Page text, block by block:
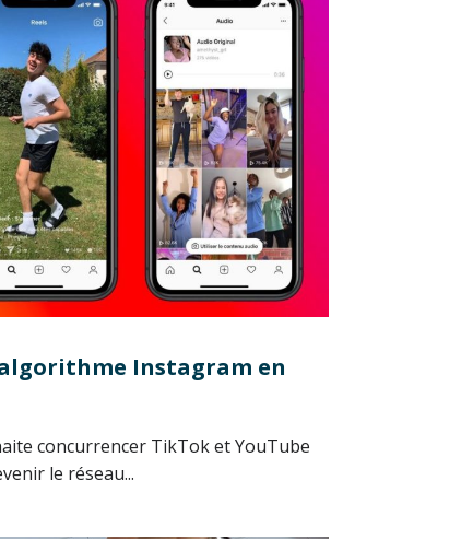
Instagram en
concurrencer TikTok et YouTube
le réseau...